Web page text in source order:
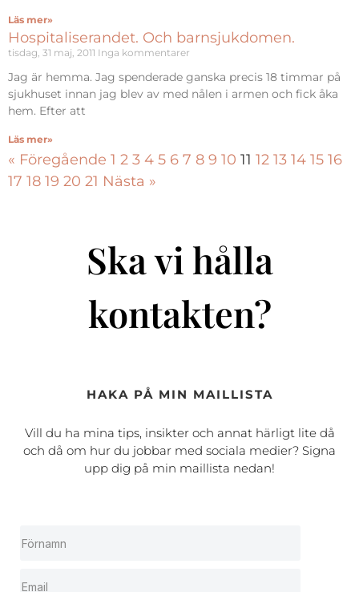
Läs mer»
Hospitaliserandet. Och barnsjukdomen.
tisdag, 31 maj, 2011 Inga kommentarer
Jag är hemma. Jag spenderade ganska precis 18 timmar på
sjukhuset innan jag blev av med nålen i armen och fick åka
hem. Efter att
Läs mer»
« Föregående 1 2 3 4 5 6 7 8 9 10 11 12 13 14 15 16
17 18 19 20 21 Nästa »
Ska vi hålla
kontakten?
HAKA PÅ MIN MAILLISTA
Vill du ha mina tips, insikter och annat härligt lite då
och då om hur du jobbar med sociala medier? Signa
upp dig på min maillista nedan!